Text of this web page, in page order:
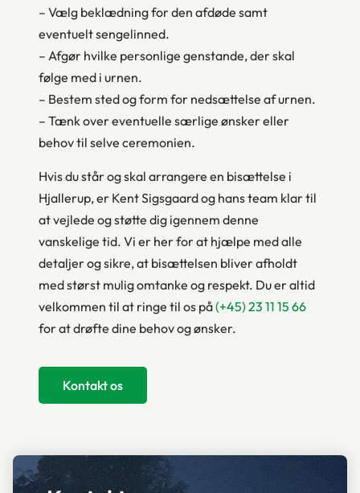
– Vælg beklædning for den afdøde samt
eventuelt sengelinned.
– Afgør hvilke personlige genstande, der skal
følge med i urnen.
– Bestem sted og form for nedsættelse af urnen.
– Tænk over eventuelle særlige ønsker eller
behov til selve ceremonien.
Hvis du står og skal arrangere en bisættelse i
Hjallerup, er Kent Sigsgaard og hans team klar til
at vejlede og støtte dig igennem denne
vanskelige tid. Vi er her for at hjælpe med alle
detaljer og sikre, at bisættelsen bliver afholdt
med størst mulig omtanke og respekt. Du er altid
velkommen til at ringe til os på(+45) 23 11 15 66
for at drøfte dine behov og ønsker.
Kontakt os